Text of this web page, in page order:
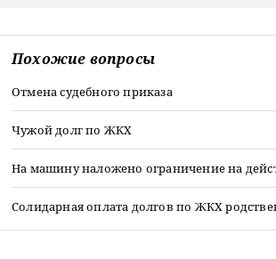
Похожие вопросы
Отмена судебного приказа
Чужой долг по ЖКХ
На машину наложено ограничение на
Солидарная оплата долгов по ЖКХ